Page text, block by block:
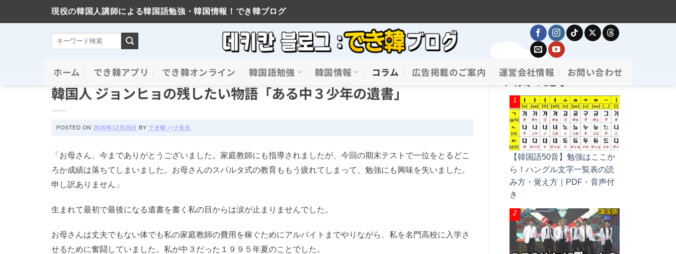
現役の韓国人講師による韓国語勉強・韓国情報！でき韓ブログ
ホーム でき韓アプリ でき韓オンライン 韓国語勉強 韓国情報 コラム 広告掲載のご案内 運営会社情報 お問い合わせ
コラム＆ニュース
韓国人 ジョンヒョの残したい物語「ある中３少年の遺書」
POSTED ON 2020年12月26日 BY でき韓 パク先生
「お母さん、今までありがとうございました。家庭教師にも指導されましたが、今回の期末テストで一位をとるどこ
ろか成績は落ちてしまいました。お母さんのスパルタ式の教育ももう疲れてしまって、勉強にも興味を失いました。
申し訳ありません」
生まれて最初で最後になる遺書を書く私の目からは涙が止まりませんでした。
お母さんは丈夫でもない体でも私の家庭教師の費用を稼ぐためにアルバイトまでやりながら、私を名門高校に入学さ
せるために奮闘していました。私が中３だった１９９５年夏のことでした。
人気の記事
【韓国語50音】勉強はここか
ら！ハングル文字一覧表の読
み方・覚え方｜PDF・音声付
き